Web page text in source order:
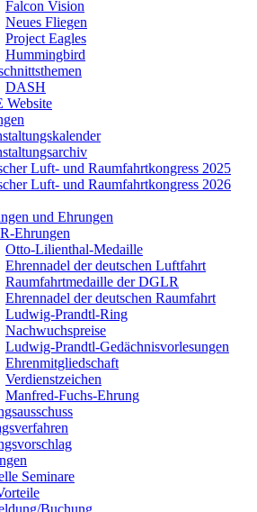
Falcon Vision
Neues Fliegen
Project Eagles
Hummingbird
DASH
Website
Luft- und Raumfahrtkongress 2025
Luft- und Raumfahrtkongress 2026
und Ehrungen
Ehrungen
Otto-Lilienthal-Medaille
Ehrennadel der deutschen Luftfahrt
Raumfahrtmedaille der DGLR
Ehrennadel der deutschen Raumfahrt
Ludwig-Prandtl-Ring
Nachwuchspreise
Ludwig-Prandtl-Gedächnisvorlesungen
Ehrenmitgliedschaft
Verdienstzeichen
Manfred-Fuchs-Ehrung
Seminare
Buchung